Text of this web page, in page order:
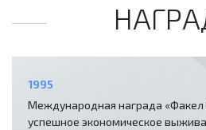
1995
Международная награда «Факел
успешное экономическое